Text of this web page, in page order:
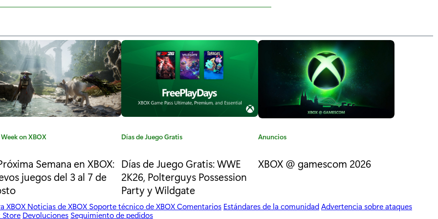
on XBOX
Semana en XBOX:
juegos del 3 al 7 de
C
t
e
g
o
r
í
Días de Juego Gratis
Días de Juego Gratis: WWE
2K26, Polterguys Possession
Party y Wildgate
C
t
e
r
Anuncios
XBOX @ gamescom 2026
XBOX Noticias de XBOX Soporte técnico de XBOXComentarios Estándares de la comunidadAdvertencia sobre ataques
Devoluciones Seguimiento de pedidos